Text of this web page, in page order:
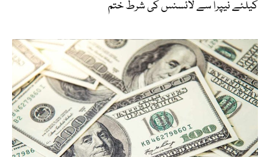
کیلئے نیپرا سے لائسنس کی شرط ختم